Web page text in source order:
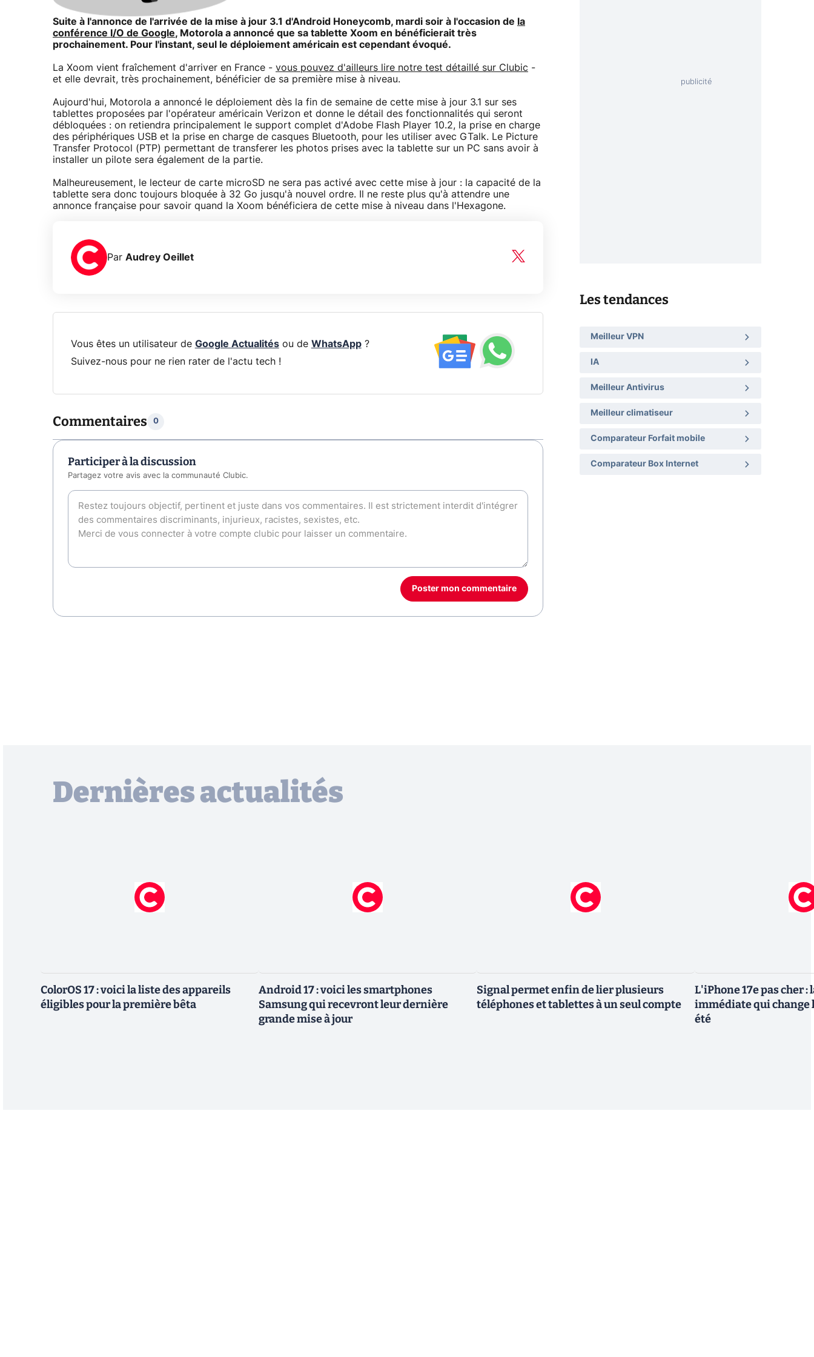
Suite à l'annonce de l'arrivée de la mise à jour 3.1 d'Android Honeycomb, mardi soir à l'occasion de la
conférence I/O de Google, Motorola a annoncé que sa tablette Xoom en bénéficierait très
prochainement. Pour l'instant, seul le déploiement américain est cependant évoqué.
La Xoom vient fraîchement d'arriver en France - vous pouvez d'ailleurs lire notre test détaillé sur Clubic -
et elle devrait, très prochainement, bénéficier de sa première mise à niveau.
Aujourd'hui, Motorola a annoncé le déploiement dès la fin de semaine de cette mise à jour 3.1 sur ses
tablettes proposées par l'opérateur américain Verizon et donne le détail des fonctionnalités qui seront
débloquées : on retiendra principalement le support complet d'Adobe Flash Player 10.2, la prise en charge
des périphériques USB et la prise en charge de casques Bluetooth, pour les utiliser avec GTalk. Le Picture
Transfer Protocol (PTP) permettant de transferer les photos prises avec la tablette sur un PC sans avoir à
installer un pilote sera également de la partie.
Malheureusement, le lecteur de carte microSD ne sera pas activé avec cette mise à jour : la capacité de la
tablette sera donc toujours bloquée à 32 Go jusqu'à nouvel ordre. Il ne reste plus qu'à attendre une
annonce française pour savoir quand la Xoom bénéficiera de cette mise à niveau dans l'Hexagone.
Par Audrey Oeillet
Vous êtes un utilisateur de Google Actualitésou de WhatsApp?
Suivez-nous pour ne rien rater de l'actu tech !
Commentaires 0
Participer à la discussion
Partagez votre avis avec la communauté Clubic.
Poster mon commentaire
Les tendances
Meilleur VPN
IA
Meilleur Antivirus
Meilleur climatiseur
Comparateur Forfait mobile
Comparateur Box Internet
Dernières actualités
ColorOS 17 : voici la liste des appareils
éligibles pour la première bêta
Android 17 : voici les smartphones
Samsung qui recevront leur dernière
grande mise à jour
Signal permet enfin de lier plusieurs
téléphones et tablettes à un seul compte
L'iPhone 17e pas cher :
immédiate qui change
été